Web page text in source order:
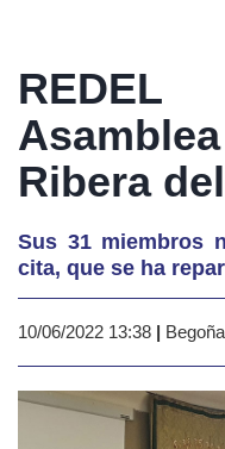
Ribera
Sus 31 miembros
cita, que se ha
10/06/2022 13:38 |